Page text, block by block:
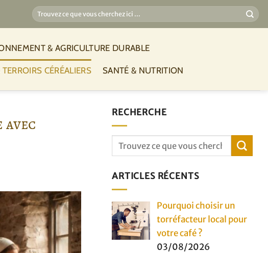
& AGRICULTURE DURABLE
CÉRÉALIERS SANTÉ & NUTRITION
RECHERCHE
ARTICLES RÉCENTS
Pourquoi choisir un
torréfacteur local pour
votre café ?
03/08/2026